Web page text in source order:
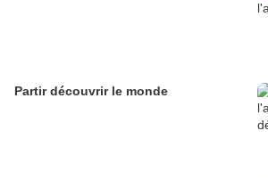
Partir découvrir le monde